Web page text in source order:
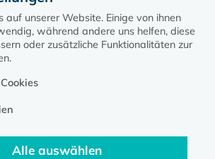
auf unserer Website. Einige von ihnen
während andere uns helfen, diese
oder zusätzliche Funktionalitäten zur
Alle auswählen